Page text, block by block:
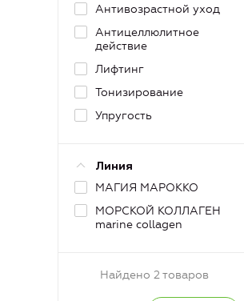
Антивозрастной уход
Антицеллюлитное
действие
Лифтинг
Тонизирование
Упругость
Линия
МАГИЯ МАРОККО
МОРСКОЙ КОЛЛАГЕН
marine collagen
Найдено 2 товаров